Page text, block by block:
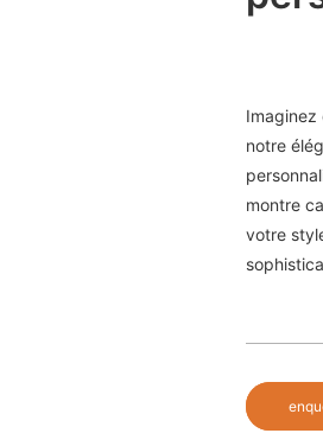
Imaginez
notre
montre
votre